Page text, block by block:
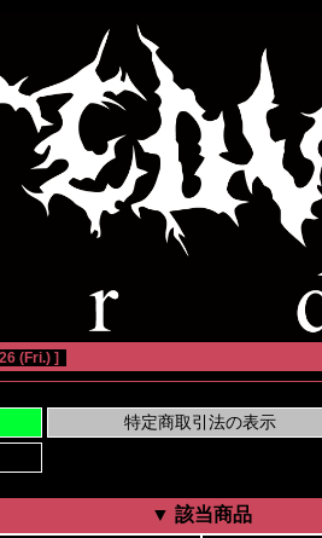
(Fri.) ]
▼ 該当商品